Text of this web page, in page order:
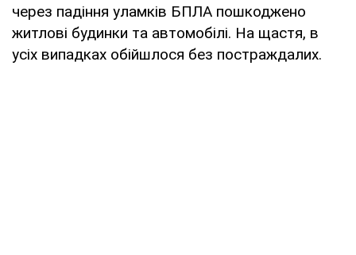
через падіння уламків БПЛА пошкоджено
житлові будинки та автомобілі. На щастя, в
усіх випадках обійшлося без постраждалих.